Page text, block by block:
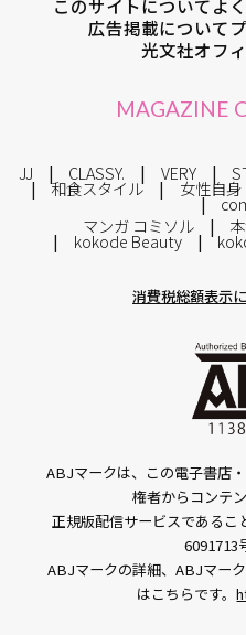
このサイトについてよ
広告掲載について
光文社オフ
MAGAZINE
JJ CLASSY. VERY
和食スタイル 女性自身
マンガ コミソル
kokode Beauty
消費税総額表示
ABJマークは、この電子書店
権者からコンテ
正規版配信サービスであるこ
6091713
ABJマークの詳細、ABJマー
はこちらです。